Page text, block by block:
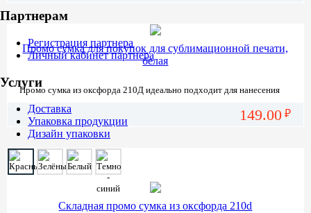
Промо сумка для покупок для сублимационной печати,
белая
Промо сумка из оксфорда 210Д идеально подходит для нанесения
Пусть ваша реклама будет полноцветной!
149.00 ₽
Складная промо сумка из оксфорда 210d
Партнерам
Регистрация партнера
Личный кабинет партнера
Услуги
Доставка
Упаковка продукции
Дизайн упаковки